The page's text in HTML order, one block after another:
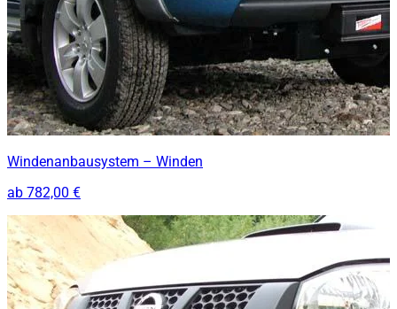
Windenanbausystem – Winden
ab 782,00 €